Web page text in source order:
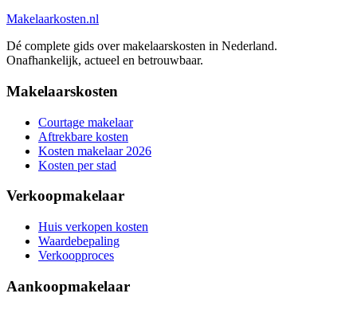
Makelaarkosten.nl
Dé complete gids over makelaarskosten in Nederland.
Onafhankelijk, actueel en betrouwbaar.
Makelaarskosten
Courtage makelaar
Aftrekbare kosten
Kosten makelaar 2026
Kosten per stad
Verkoopmakelaar
Huis verkopen kosten
Waardebepaling
Verkoopproces
Aankoopmakelaar